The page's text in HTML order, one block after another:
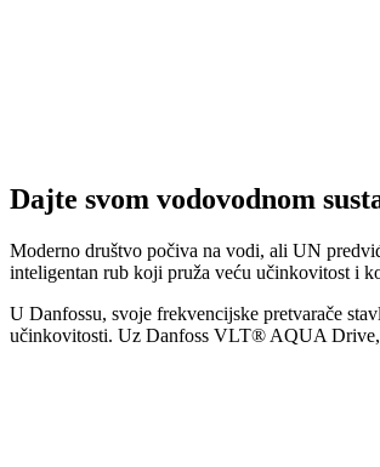
Dajte svom vodovodnom
Moderno društvo počiva na vodi, ali UN
inteligentan rub koji pruža veću učinkovitost i
U Danfossu, svoje frekvencijske pretvarače
učinkovitosti. Uz Danfoss VLT® AQUA Drive,